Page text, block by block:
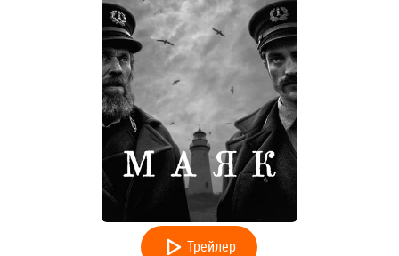
Трейлер